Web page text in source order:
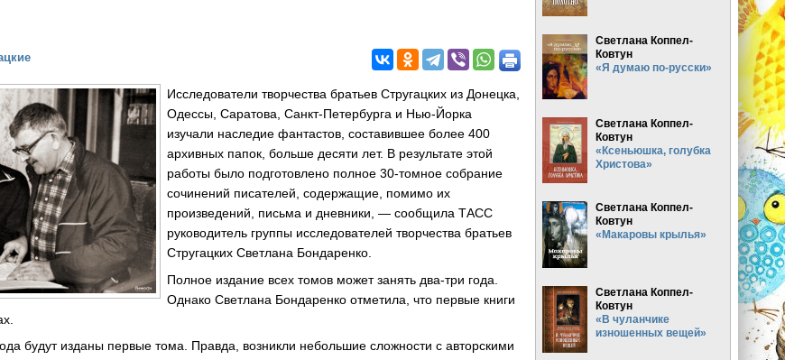
Исследователи творчества братьев Стругацких из Донецка,
Одессы, Саратова, Санкт-Петербурга и Нью-Йорка
изучали наследие фантастов, составившее более 400
архивных папок, больше десяти лет. В результате этой
работы было подготовлено полное 30-томное собрание
сочинений писателей, содержащие, помимо их
произведений, письма и дневники, — сообщила ТАСС
руководитель группы исследователей творчества братьев
Стругацких Светлана Бондаренко.
Полное издание всех томов может занять два-три года.
Однако Светлана Бондаренко отметила, что первые книги
будут изданы первые тома. Правда, возникли небольшие сложности с авторскими
Светлана Коппел-
Ковтун
«Я думаю по-русски»
Светлана Коппел-
Ковтун
«Ксеньюшка, голубка
Христова»
Светлана Коппел-
Ковтун
«Макаровы крылья»
Светлана Коппел-
Ковтун
«В чуланчике
изношенных вещей»